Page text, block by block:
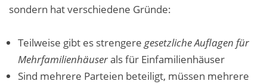
sondern hat verschiedene Gründe:
Teilweise gibt es strengere gesetzliche Auflagen für
Mehrfamilienhäuserals für Einfamilienhäuser
Sind mehrere Parteien beteiligt, müssen mehrere